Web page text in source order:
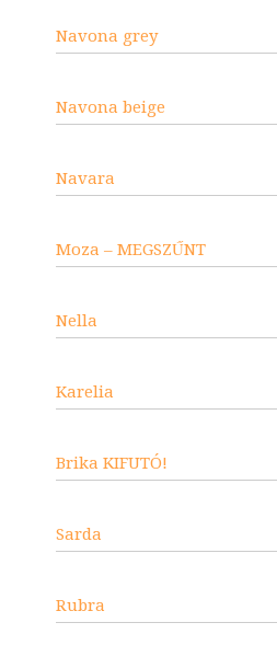
Navona grey
Navona beige
Navara
Moza – MEGSZŰNT
Nella
Karelia
Brika KIFUTÓ!
Sarda
Rubra